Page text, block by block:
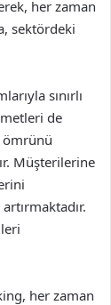
her zaman
sektördeki
sınırlı
de
ömrünü
Müşterilerine
her zaman